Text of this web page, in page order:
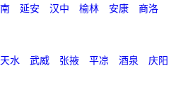
延安 汉中 榆林 安康 商洛
天水 武威 张掖 平凉 酒泉
庆阳